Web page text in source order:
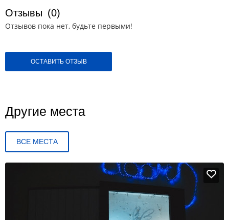
Отзывы (0)
Отзывов пока нет, будьте первыми!
ОСТАВИТЬ ОТЗЫВ
Другие места
ВСЕ МЕСТА